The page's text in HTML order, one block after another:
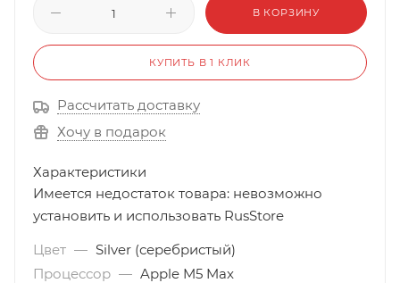
В КОРЗИНУ
КУПИТЬ В 1 КЛИК
Рассчитать доставку
Хочу в подарок
Характеристики
Имеется недостаток товара: невозможно
установить и использовать RusStore
Цвет — Silver (серебристый)
Процессор — Apple M5 Max